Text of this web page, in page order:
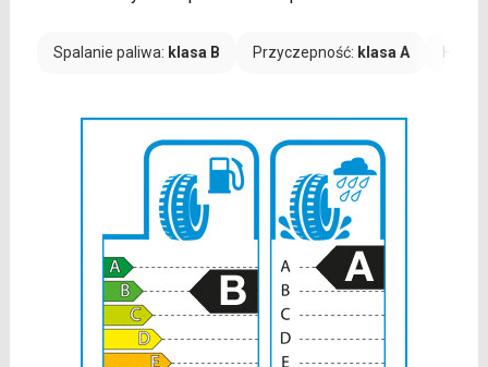
Spalanie paliwa: klasa B Przyczepność: klasa A Hałas: